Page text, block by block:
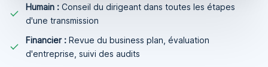
Humain : Conseil du dirigeant dans toutes les étapes
d'une transmission
Financier : Revue du business plan, évaluation
d'entreprise, suivi des audits